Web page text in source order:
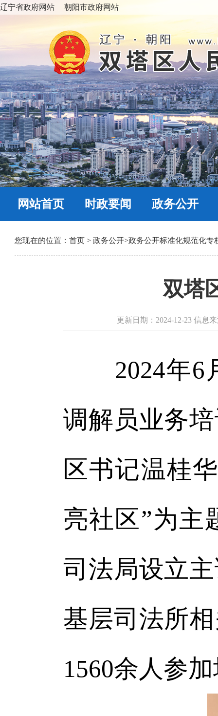
辽宁省政府网站 朝阳市政府网站
网站首页 时政要闻 政务公开
您现在的位置： 首页 > 政务公开>政务公开标准化规范化专
双塔
更新日期：2024-12-23 信息
2024年6月
调解员业务
区书记温桂
亮社区”为主
司法局设立
基层司法所
1560余人参